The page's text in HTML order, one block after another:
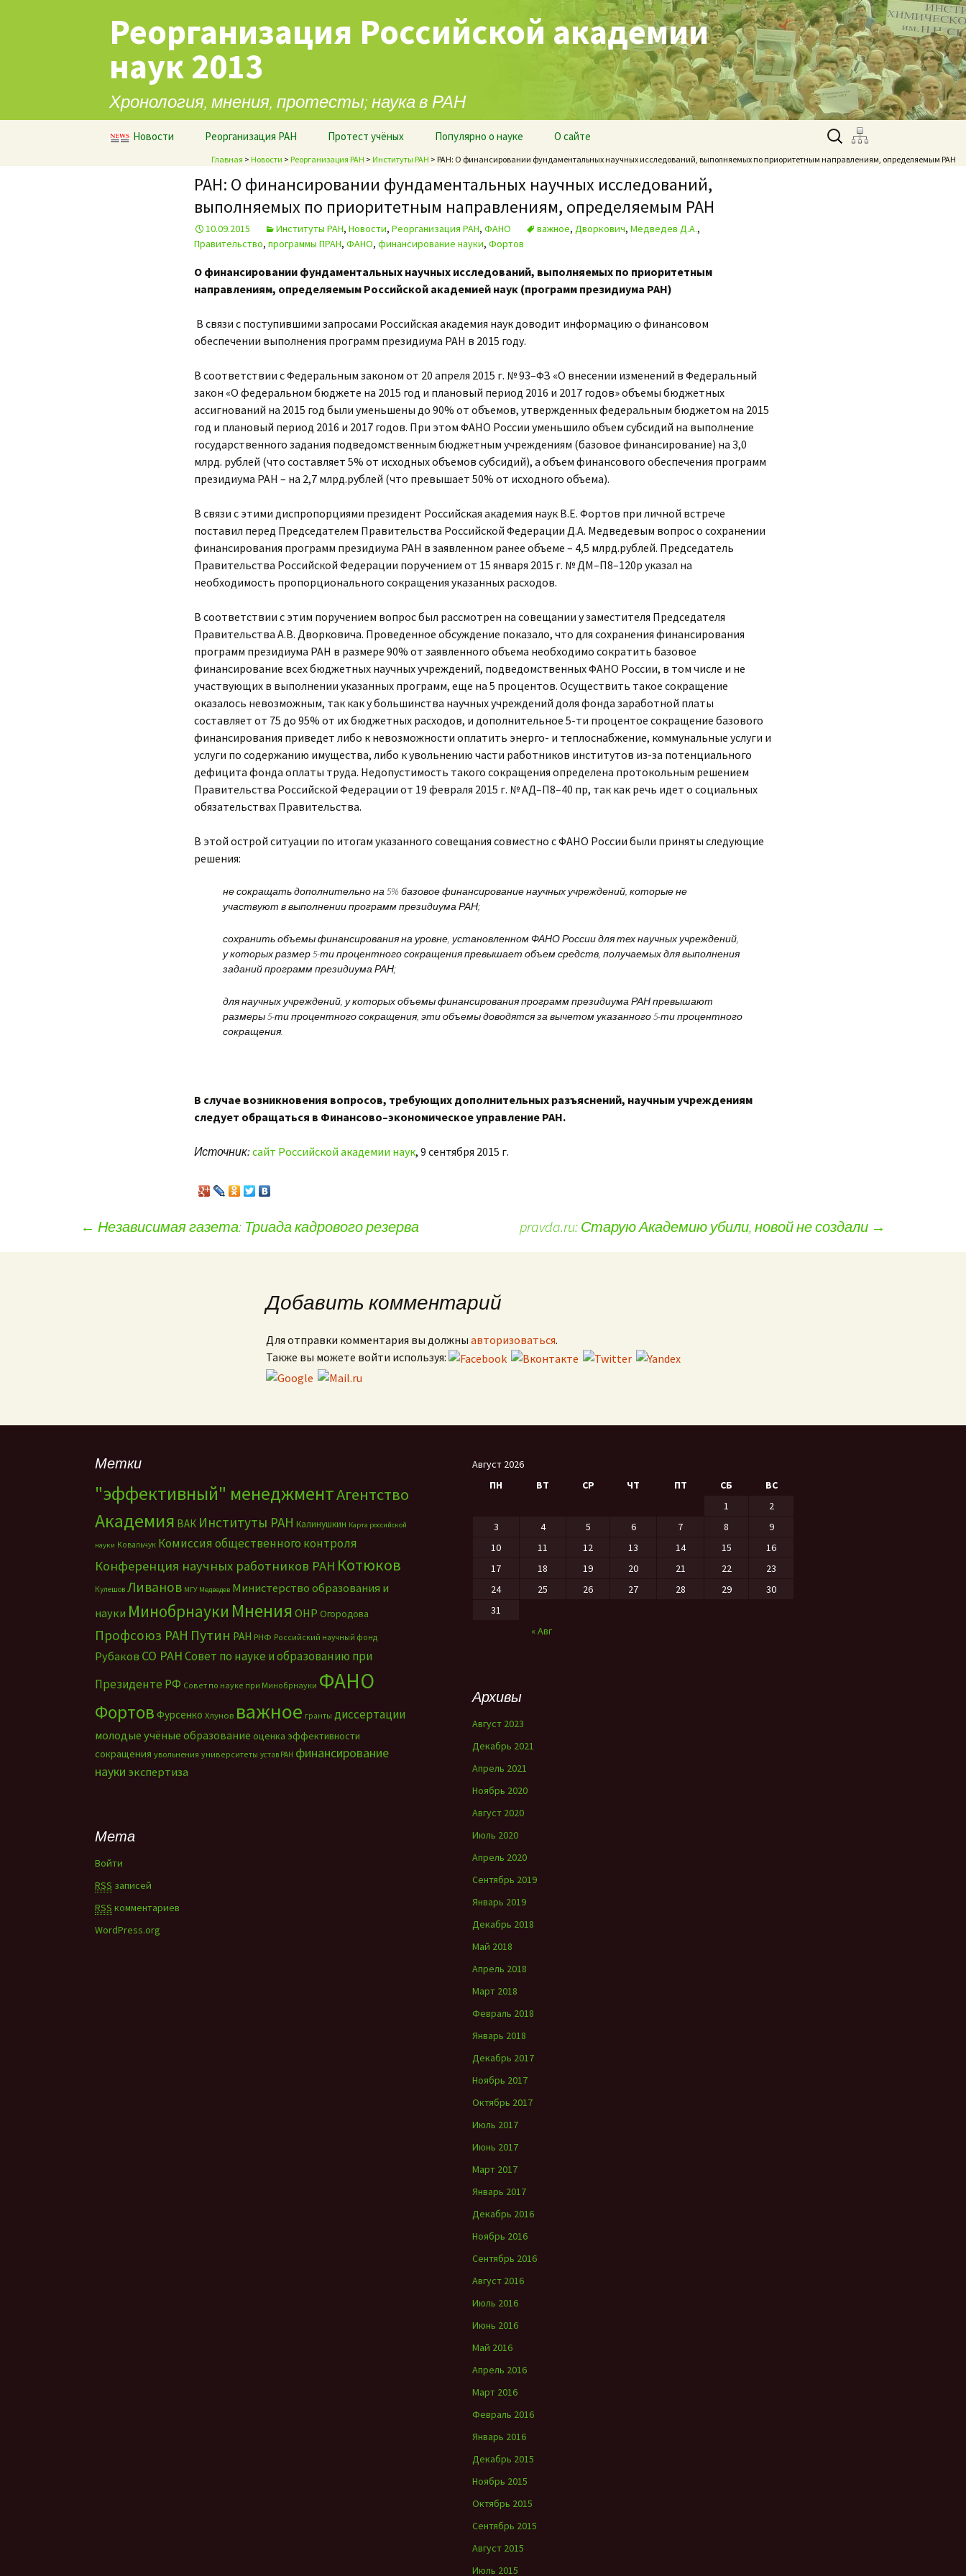
Реорганизация Российской академии
наук 2013
Хронология, мнения, протесты; наука в РАН
Перейти к содержимому
Новости Реорганизация РАН Протест учёных Популярно о науке О сайте Найти:
Главная > Новости > Реорганизация РАН > Институты РАН > РАН: О финансировании фундаментальных научных исследований, выполняемых по приоритетным направлениям, определяемым РАН
РАН: О финансировании фундаментальных научных исследований,
выполняемых по приоритетным направлениям, определяемым РАН
10.09.2015 Институты РАН, Новости, Реорганизация РАН, ФАНО важное, Дворкович, Медведев Д.А.,
Правительство, программы ПРАН, ФАНО, финансирование науки, Фортов
О финансировании фундаментальных научных исследований, выполняемых по приоритетным
направлениям, определяемым Российской академией наук (программ президиума РАН)
В связи с поступившими запросами Российская академия наук доводит информацию о финансовом
обеспечении выполнения программ президиума РАН в 2015 году.
В соответствии с Федеральным законом от 20 апреля 2015 г. № 93–ФЗ «О внесении изменений в Федеральный
закон «О федеральном бюджете на 2015 год и плановый период 2016 и 2017 годов» объемы бюджетных
ассигнований на 2015 год были уменьшены до 90% от объемов, утвержденных федеральным бюджетом на 2015
год и плановый период 2016 и 2017 годов. При этом ФАНО России уменьшило объем субсидий на выполнение
государственного задания подведомственным бюджетным учреждениям (базовое финансирование) на 3,0
млрд. рублей (что составляет 5% от исходных объемов субсидий), а объем финансового обеспечения программ
президиума РАН – на 2,7 млрд.рублей (что превышает 50% от исходного объема).
В связи с этими диспропорциями президент Российская академия наук В.Е. Фортов при личной встрече
поставил перед Председателем Правительства Российской Федерации Д.А. Медведевым вопрос о сохранении
финансирования программ президиума РАН в заявленном ранее объеме – 4,5 млрд.рублей. Председатель
Правительства Российской Федерации поручением от 15 января 2015 г. № ДМ–П8–120р указал на
необходимость пропорционального сокращения указанных расходов.
В соответствии с этим поручением вопрос был рассмотрен на совещании у заместителя Председателя
Правительства А.В. Дворковича. Проведенное обсуждение показало, что для сохранения финансирования
программ президиума РАН в размере 90% от заявленного объема необходимо сократить базовое
финансирование всех бюджетных научных учреждений, подведомственных ФАНО России, в том числе и не
участвующих в выполнении указанных программ, еще на 5 процентов. Осуществить такое сокращение
оказалось невозможным, так как у большинства научных учреждений доля фонда заработной платы
составляет от 75 до 95% от их бюджетных расходов, и дополнительное 5-ти процентое сокращение базового
финансирования приведет либо к невозможности оплатить энерго- и теплоснабжение, коммунальные услуги и
услуги по содержанию имущества, либо к увольнению части работников институтов из-за потенциального
дефицита фонда оплаты труда. Недопустимость такого сокращения определена протокольным решением
Правительства Российской Федерации от 19 февраля 2015 г. № АД–П8–40 пр, так как речь идет о социальных
обязательствах Правительства.
В этой острой ситуации по итогам указанного совещания совместно с ФАНО России были приняты следующие
решения:
не сокращать дополнительно на 5% базовое финансирование научных учреждений, которые не
участвуют в выполнении программ президиума РАН;
сохранить объемы финансирования на уровне, установленном ФАНО России для тех научных учреждений,
у которых размер 5-ти процентного сокращения превышает объем средств, получаемых для выполнения
заданий программ президиума РАН;
для научных учреждений, у которых объемы финансирования программ президиума РАН превышают
размеры 5-ти процентного сокращения, эти объемы доводятся за вычетом указанного 5-ти процентного
сокращения.
В случае возникновения вопросов, требующих дополнительных разъяснений, научным учреждениям
следует обращаться в Финансово–экономическое управление РАН.
Источник: сайт Российской академии наук, 9 сентября 2015 г.
Навигация по записям
← Независимая газета: Триада кадрового резерва pravda.ru: Старую Академию убили, новой не создали →
Добавить комментарий
Для отправки комментария вы должны авторизоваться.
Также вы можете войти используя:
Метки
"эффективный" менеджментАгентство
Академия ВАК Институты РАН Калинушкин Карта российской
науки Ковальчук Комиссия общественного контроля
Конференция научных работников РАН Котюков
Кулешов Ливанов МГУ Медведев Министерство образования и
науки Минобрнауки Мнения ОНР Огородова
Профсоюз РАН Путин РАН РНФ Российский научный фонд
Рубаков СО РАНСовет по науке и образованию при
Президенте РФ Совет по науке при Минобрнауки ФАНО
Фортов Фурсенко Хлунов важное гранты диссертации
молодые учёные образование оценка эффективности
сокращения увольнения университеты устав РАН финансирование
науки экспертиза
Август 2026
ПН
ВТ СР ЧТ ПТ СБ ВС
« Авг
1
2
3
4 5 6 7 8
9
10
11 12 13 14 15
16
17
18 19 20 21 22
23
24
25 26 27 28 29
30
31
Архивы
Август 2023
Декабрь 2021
Апрель 2021
Ноябрь 2020
Август 2020
Июль 2020
Апрель 2020
Сентябрь 2019
Январь 2019
Декабрь 2018
Май 2018
Апрель 2018
Март 2018
Февраль 2018
Январь 2018
Декабрь 2017
Ноябрь 2017
Октябрь 2017
Июль 2017
Июнь 2017
Март 2017
Январь 2017
Декабрь 2016
Ноябрь 2016
Сентябрь 2016
Август 2016
Июль 2016
Июнь 2016
Май 2016
Апрель 2016
Март 2016
Февраль 2016
Январь 2016
Декабрь 2015
Ноябрь 2015
Октябрь 2015
Сентябрь 2015
Август 2015
Июль 2015
Мета
Войти
RSS записей
RSS комментариев
WordPress.org